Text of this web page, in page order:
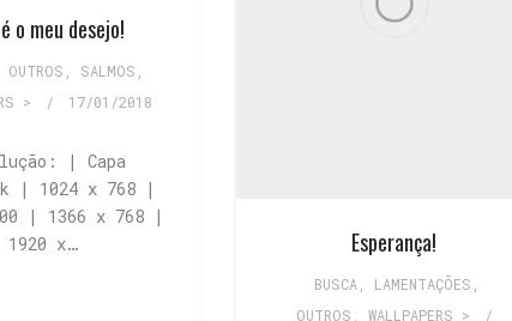
o meu desejo!
OUTROS SALMOS
>
/ 17/01/2018
| Capa
| 1024 x 768 |
| 1366 x 768 |
1920 x…
Esperança!
BUSCA LAMENTAÇÕES
OUTROS
WALLPAPERS >
/